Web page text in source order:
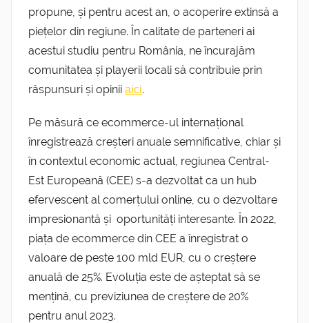
propune, și pentru acest an, o acoperire extinsă a
piețelor din regiune. În calitate de parteneri ai
acestui studiu pentru România, ne încurajăm
comunitatea și playerii locali să contribuie prin
răspunsuri și opinii aici.
Pe măsură ce ecommerce-ul internațional
înregistrează creșteri anuale semnificative, chiar și
în contextul economic actual, regiunea Central-
Est Europeană (CEE) s-a dezvoltat ca un hub
efervescent al comerțului online, cu o dezvoltare
impresionantă și oportunități interesante. În 2022,
piața de ecommerce din CEE a înregistrat o
valoare de peste 100 mld EUR, cu o creștere
anuală de 25%. Evoluția este de așteptat să se
mențină, cu previziunea de creștere de 20%
pentru anul 2023.